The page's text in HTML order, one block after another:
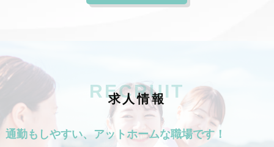
RECRUIT
求人情報
通勤もしやすい、アットホームな職場です！